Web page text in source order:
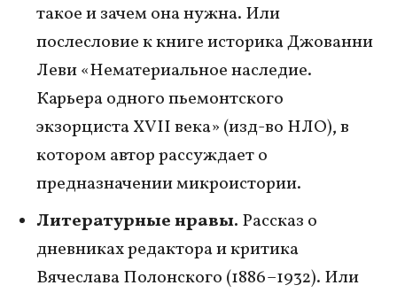
такое и зачем она нужна. Или
послесловие к книге историка Джованни
Леви «Нематериальное наследие.
Карьера одного пьемонтского
экзорциста XVII века» (изд-во НЛО), в
котором автор рассуждает о
предназначении микроистории.
Литературные нравы. Рассказ о
дневниках редактора и критика
Вячеслава Полонского (1886–1932). Или